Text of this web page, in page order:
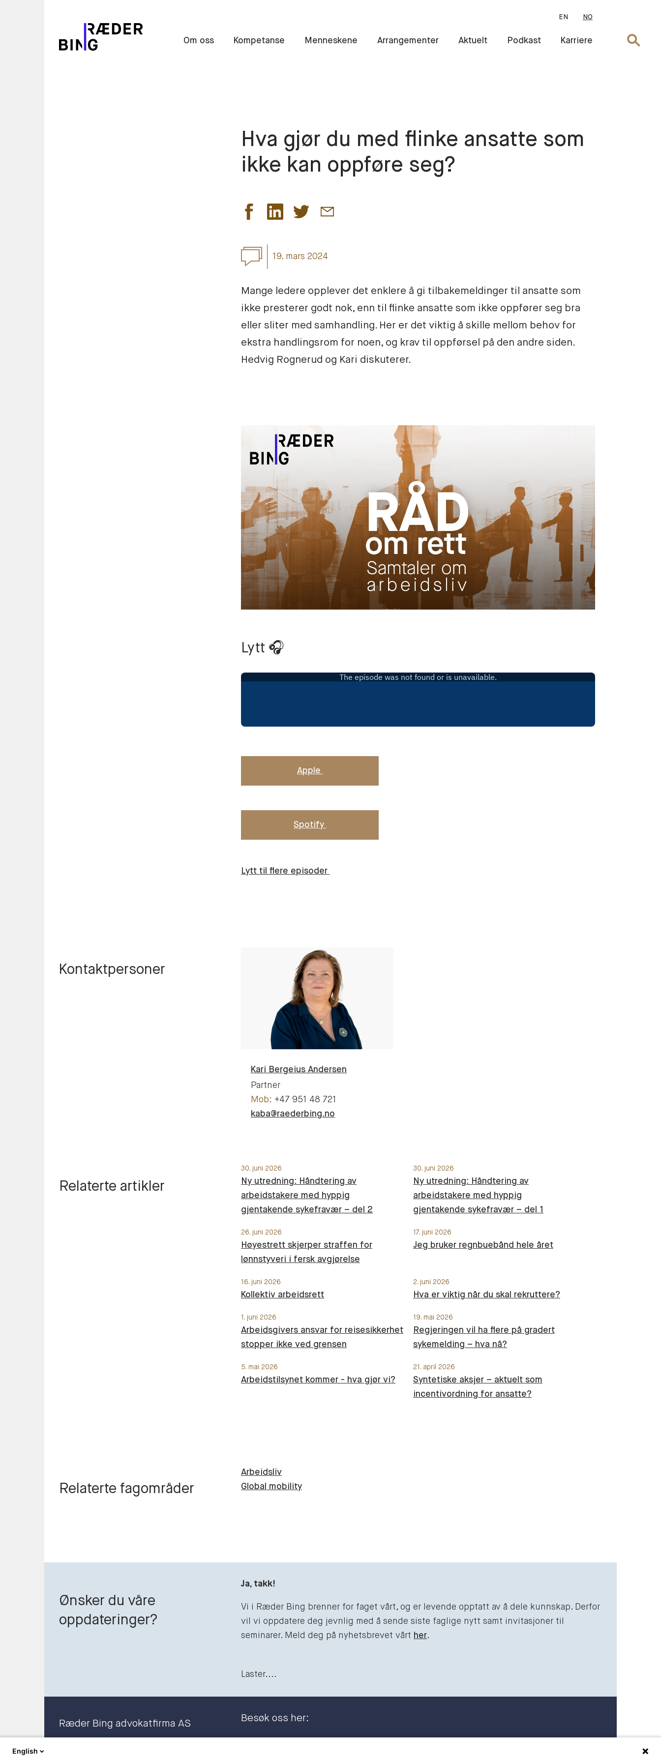
EN NO
Om oss Kompetanse Menneskene Arrangementer Aktuelt Podkast Karriere Søk
Hva gjør du med flinke ansatte som
ikke kan oppføre seg?
19. mars 2024
Mange ledere opplever det enklere å gi tilbakemeldinger til ansatte som
ikke presterer godt nok, enn til flinke ansatte som ikke oppfører seg bra
eller sliter med samhandling. Her er det viktig å skille mellom behov for
ekstra handlingsrom for noen, og krav til oppførsel på den andre siden.
Hedvig Rognerud og Kari diskuterer.
Lytt 🎧
Apple
Spotify
Lytt til flere episoder
Kontaktpersoner
Kari Bergeius Andersen
Partner
+47 951 48 721
kaba@raederbing.no
Relaterte artikler
30. juni 2026
Ny utredning: Håndtering av
arbeidstakere med hyppig
gjentakende sykefravær – del 2
30. juni 2026
Ny utredning: Håndtering av
arbeidstakere med hyppig
gjentakende sykefravær – del 1
26. juni 2026
Høyestrett skjerper straffen for
lønnstyveri i fersk avgjørelse
17. juni 2026
Jeg bruker regnbuebånd hele året
16. juni 2026
Kollektiv arbeidsrett
2. juni 2026
Hva er viktig når du skal rekruttere?
1. juni 2026
Arbeidsgivers ansvar for reisesikkerhet
stopper ikke ved grensen
19. mai 2026
Regjeringen vil ha flere på gradert
sykemelding – hva nå?
5. mai 2026
Arbeidstilsynet kommer - hva gjør vi?
21. april 2026
Syntetiske aksjer – aktuelt som
incentivordning for ansatte?
Relaterte fagområder
Arbeidsliv
Global mobility
Ønsker du våre
oppdateringer?
Ja, takk!
Vi i Ræder Bing brenner for faget vårt, og er levende opptatt av å dele kunnskap. Derfor
vil vi oppdatere deg jevnlig med å sende siste faglige nytt samt invitasjoner til
seminarer. Meld deg på nyhetsbrevet vårt her.
Laster....
Ræder Bing advokatfirma AS Besøk oss her:
English